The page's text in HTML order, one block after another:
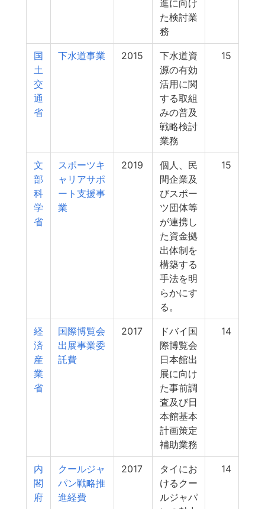
進に向け
た検討業
務
国
土
交
通
省
下水道事業 2015
下水道資
源の有効
活用に関
する取組
みの普及
戦略検討
業務
15
文
部
科
学
省
スポーツキ
ャリアサポ
ート支援事
業
2019
個人、民
間企業及
びスポー
ツ団体等
が連携し
た資金拠
出体制を
構築する
手法を明
らかにす
る。
15
経
済
産
業
省
国際博覧会
出展事業委
託費
2017
ドバイ国
際博覧会
日本館出
展に向け
た事前調
査及び日
本館基本
計画策定
補助業務
14
内
閣
府
クールジャ
パン戦略推
進経費
2017
タイにお
けるクー
ルジャパ
14